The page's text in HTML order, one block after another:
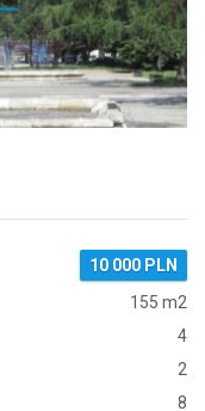
10 000 PLN
155 m2
4
2
8